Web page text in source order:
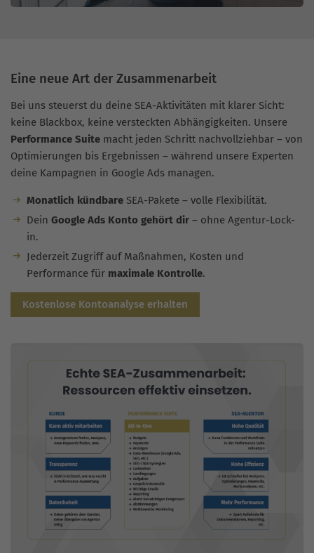
Eine neue Art der Zusammenarbeit
Bei uns steuerst du deine SEA-Aktivitäten mit klarer Sicht:
keine Blackbox, keine versteckten Abhängigkeiten. Unsere
Performance Suite macht jeden Schritt nachvollziehbar – von
Optimierungen bis Ergebnissen – während unsere Experten
deine Kampagnen in Google Ads managen.
Monatlich kündbareSEA-Pakete – volle Flexibilität.
Dein Google Ads Konto gehört dir– ohne Agentur-Lock-
in.
Jederzeit Zugriff auf Maßnahmen, Kosten und
Performance für maximale Kontrolle.
Kostenlose Kontoanalyse erhalten